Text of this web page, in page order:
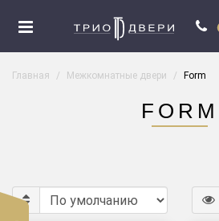
Главная Межкомнатные двери Form
FORM